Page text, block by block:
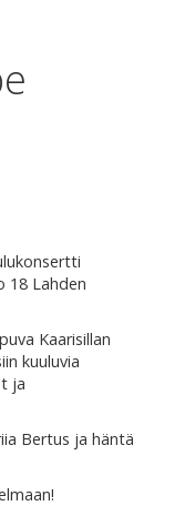
18 Lahden
Kaarisillan
kuuluvia
ja
Bertus ja häntä